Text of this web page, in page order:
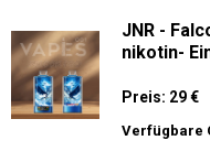
JNR -
nikotin-
Preis: 29 €
Verfügbare